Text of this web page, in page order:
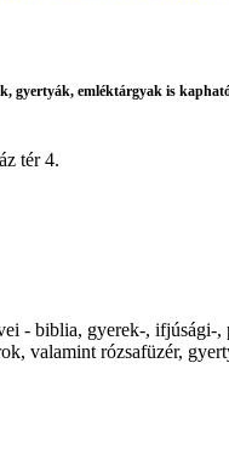
gyertyák, emléktárgyak is
tér 4.
- biblia, gyerek-, ifjúsági-,
valamint rózsafüzér,